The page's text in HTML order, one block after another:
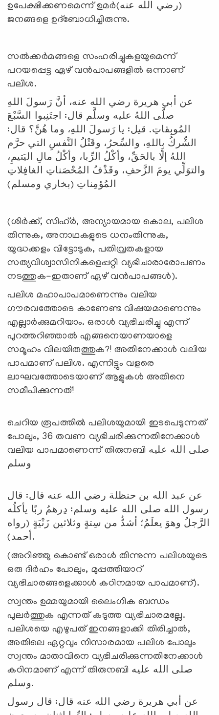
ഉപേക്ഷിക്കണമെന്ന് ഉമര്‍(رضي الله عنه)
ജനങ്ങളെ ഉദ്‌ബോധിച്ചിരുന്നു.
സല്‍ക്കര്‍മങ്ങളെ സംഹരിച്ചുകളയുമെന്ന്
പറയപ്പെട്ട ഏഴ് വന്‍പാപങ്ങളില്‍ ഒന്നാണ്
പലിശ.
عن أبي هريرة رضي الله عنه، أنَّ رَسولَ اللهِ
صلَّى اللهُ عليه وسلَّم قال: اجتَنِبوا السَّبْعَ
المُوبِقاتِ. قيل: يا رَسولَ اللهِ، وما هُنَّ؟ قال:
الشِّركُ باللهِ، والسِّحرُ، وقَتْلُ النَّفسِ التي حرَّم
اللهُ إلَّا بالحَقِّ، وأكْلُ الرِّبا، وأكْلُ مالِ اليَتيمِ،
والتوَلِّي يومَ الزَّحفِ، وقَذْفُ المُحْصَناتِ الغافِلاتِ
المُؤمِناتِ (بخاري ومسلم)
(ശിര്‍ക്ക്, സിഹ്ര്‍, അന്യായമായ കൊല, പലിശ
തിന്നുക, അനാഥകളുടെ ധനംതിന്നുക,
യുദ്ധക്കളം വിട്ടോടുക, പതിവ്രതകളായ
സത്യവിശ്വാസിനികളെപ്പറ്റി വ്യഭിചാരാരോപണം
നടത്തുക-ഇതാണ് ഏഴ് വന്‍പാപങ്ങള്‍).
പലിശ മഹാപാപമാണെന്നും വലിയ
ഗൗരവത്തോടെ കാണേണ്ട വിഷയമാണെന്നും
എല്ലാർക്കുമറിയാം. ഒരാള്‍ വ്യഭിചരിച്ചു എന്ന്
പുറത്തറിഞ്ഞാല്‍ എങ്ങനെയാണയാളെ
സമൂഹം വിലയിരുത്തുക?! അതിനേക്കാള്‍ വലിയ
പാപമാണ് പലിശ. എന്നിട്ടും വളരെ
ലാഘവത്തോടെയാണ് ആളുകള്‍ അതിനെ
സമീപിക്കുന്നത്!
ചെറിയ രൂപത്തില്‍ പലിശയുമായി ഇടപെടുന്നത്
പോലും, 36 തവണ വ്യഭിചരിക്കുന്നതിനേക്കാള്‍
വലിയ പാപമാണെന്ന് തിരുനബി صلى الله عليه
عن عبد الله بن حنظلة رضي الله عنه قال: قال
رسول الله صلى الله عليه وسلم: دِرهمُ ربًا يأكلُه
الرَّجلُ وهوَ يعلَمُ؛ أشدُّ من سِتةٍ وثلاثين زَنْيَةٍ (رواه
أحمد).
(അറിഞ്ഞു കൊണ്ട് ഒരാള്‍ തിന്നുന്ന പലിശയുടെ
ഒരു ദിര്‍ഹം പോലും, മുപ്പത്തിയാറ്
വ്യഭിചാരങ്ങളെക്കാള്‍ കഠിനമായ പാപമാണ്).
സ്വന്തം ഉമ്മയുമായി ലൈംഗിക ബന്ധം
പുലര്‍ത്തുക എന്നത് കടുത്ത വ്യഭിചാരമല്ലേ.
പലിശയെ എഴുപത് ഇനങ്ങളാക്കി തിരിച്ചാല്‍,
അതിലെ ഏറ്റവും നിസാരമായ പലിശ പോലും
സ്വന്തം മാതാവിനെ വ്യഭിചരിക്കുന്നതിനേക്കാള്‍
കഠിനമാണ് എന്ന് തിരുനബി صلى الله عليه
وسلم.
عن أبي هريرة رضي الله عنه قال: قال رسول